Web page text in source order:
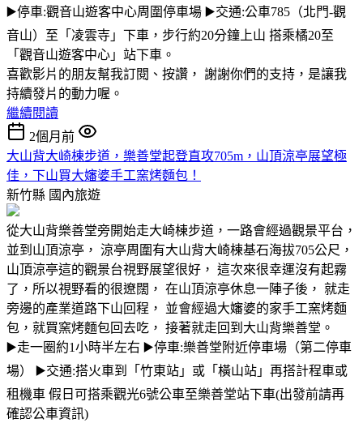
▶️停車:觀音山遊客中心周圍停車場 ▶️交通:公車785（北門-觀
音山）至「凌雲寺」下車，步行約20分鐘上山 搭乘橘20至
「觀音山遊客中心」站下車。
喜歡影片的朋友幫我訂閱、按讚， 謝謝你們的支持，是讓我
持續發片的動力喔。
繼續閱讀
2個月前
大山背大崎棟步道，樂善堂起登直攻705m，山頂涼亭展望極
佳，下山買大嬸婆手工窯烤麵包！
新竹縣 國內旅遊
從大山背樂善堂旁開始走大崎棟步道，一路會經過觀景平台，
並到山頂涼亭， 涼亭周圍有大山背大崎棟基石海拔705公尺，
山頂涼亭這的觀景台視野展望很好， 這次來很幸運沒有起霧
了，所以視野看的很遼闊， 在山頂涼亭休息一陣子後， 就走
旁邊的產業道路下山回程， 並會經過大嬸婆的家手工窯烤麵
包，就買窯烤麵包回去吃， 接著就走回到大山背樂善堂。
▶️走一圈約1小時半左右 ▶️停車:樂善堂附近停車場（第二停車
場） ▶️交通:搭火車到「竹東站」或「橫山站」再搭計程車或
租機車 假日可搭乘觀光6號公車至樂善堂站下車(出發前請再
確認公車資訊)